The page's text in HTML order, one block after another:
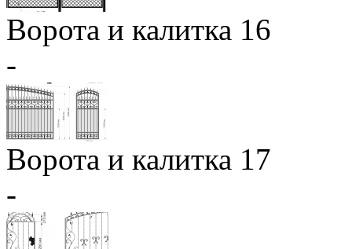
Ворота и калитка 16
-
Ворота и калитка 17
-